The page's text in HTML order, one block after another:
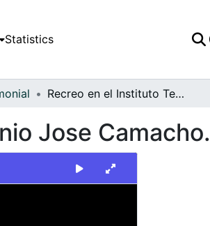
Statistics
Recreo en el Instituto Tecnico Industrial Antonio Jose Camacho.
Jose Camacho.